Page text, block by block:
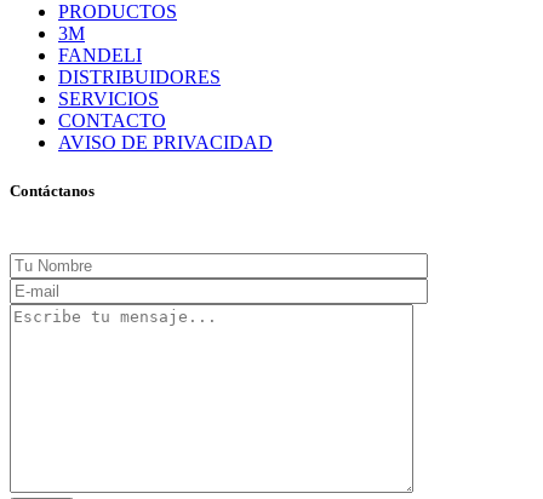
PRODUCTOS
3M
FANDELI
DISTRIBUIDORES
SERVICIOS
CONTACTO
AVISO DE PRIVACIDAD
Contáctanos